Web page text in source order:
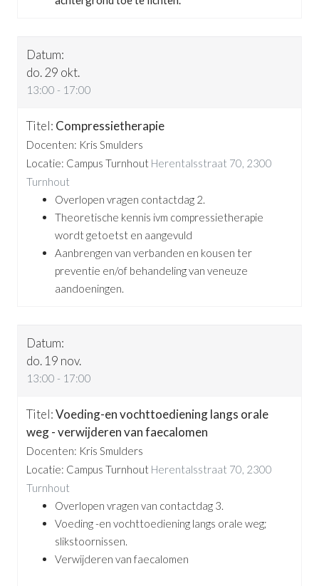
do. 29 okt.
13:00 - 17:00
Compressietherapie
Docenten: Kris Smulders
Locatie: Campus Turnhout Herentalsstraat 70, 2300
Turnhout
Overlopen vragen contactdag 2.
Theoretische kennis ivm compressietherapie
wordt getoetst en aangevuld
Aanbrengen van verbanden en kousen ter
preventie en/of behandeling van veneuze
aandoeningen.
do. 19 nov.
13:00 - 17:00
Voeding-en vochttoediening langs orale
weg - verwijderen van faecalomen
Docenten: Kris Smulders
Locatie: Campus Turnhout Herentalsstraat 70, 2300
Turnhout
Overlopen vragen van contactdag 3.
Voeding -en vochttoediening langs orale weg;
slikstoornissen.
Verwijderen van faecalomen